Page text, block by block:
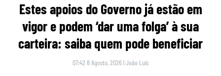
Estes apoios do Governo já estão em
vigor e podem ‘dar uma folga’ à sua
carteira: saiba quem pode beneficiar
07:42 8 Agosto, 2026 |João Luís